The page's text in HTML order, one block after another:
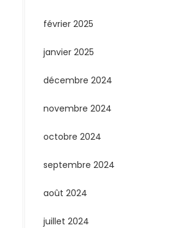
février 2025
janvier 2025
décembre 2024
novembre 2024
octobre 2024
septembre 2024
août 2024
juillet 2024